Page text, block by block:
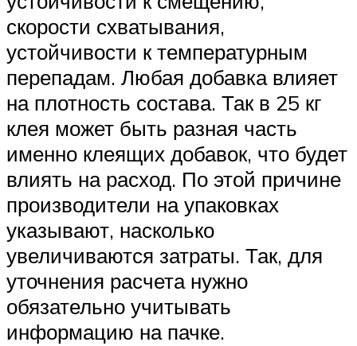
скорости схватывания,
устойчивости к температурным
перепадам. Любая добавка влияет
на плотность состава. Так в 25 кг
клея может быть разная часть
именно клеящих добавок, что будет
влиять на расход. По этой причине
производители на упаковках
указывают, насколько
увеличиваются затраты. Так, для
уточнения расчета нужно
обязательно учитывать
информацию на пачке.